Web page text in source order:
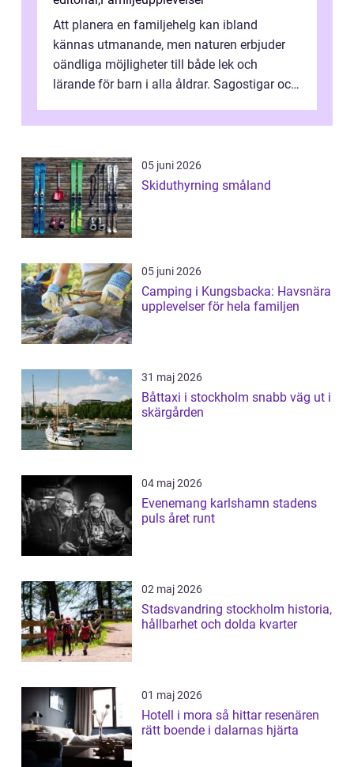
Att planera en familjehelg kan ibland
kännas utmanande, men naturen erbjuder
oändliga möjligheter till både lek och
lärande för barn i alla åldrar. Sagostigar och
05 juni 2026
Skiduthyrning småland
05 juni 2026
Camping i Kungsbacka: Havsnära
upplevelser för hela familjen
31 maj 2026
Båttaxi i stockholm snabb väg ut i
skärgården
04 maj 2026
Evenemang karlshamn stadens
puls året runt
02 maj 2026
Stadsvandring stockholm historia,
hållbarhet och dolda kvarter
01 maj 2026
Hotell i mora så hittar resenären
rätt boende i dalarnas hjärta